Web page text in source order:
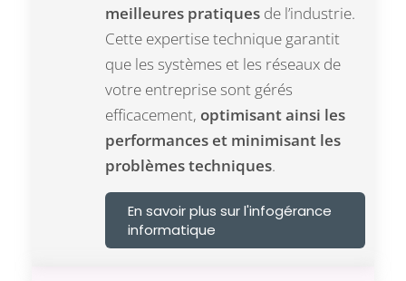
meilleures pratiquesde l’industrie.
Cette expertise technique garantit
que les systèmes et les réseaux de
votre entreprise sont gérés
efficacement, optimisant ainsi les
performances et minimisant les
problèmes techniques.
En savoir plus sur l'infogérance
informatique